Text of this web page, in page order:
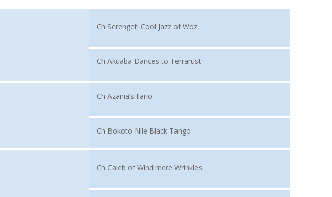
Ch Serengeti Cool Jazz of Woz
Ch Akuaba Dances to Terrarust
Ch Azania’s Ilario
Ch Bokoto Nile Black Tango
Ch Caleb of Windimere Wrinkles